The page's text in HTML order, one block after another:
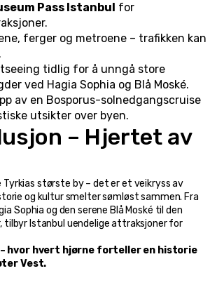
Pass Istanbul for
ferger og metroene – trafikken kan
tidlig for å unngå store
ved Hagia Sophia og Blå Moské.
av en Bosporus-solnedgangscruise
utsikter over byen.
– Hjertet av
Tyrkias største by – det er et veikryss av
og kultur smelter sømløst sammen. Fra
Sophia og den serene Blå Moské til den
tilbyr Istanbul uendelige attraksjoner for
– hvor hvert hjørne forteller en historie
Vest.